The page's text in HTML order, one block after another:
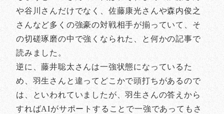
や谷川さんだけでなく、佐藤康光さんや森内俊之
さんなど多くの強豪の対戦相手が揃っていて、そ
の切磋琢磨の中で強くなられた、と何かの記事で
読みました。
逆に、藤井聡太さんは一強状態になっているた
め、羽生さんと違ってどこかで頭打ちがあるので
は、といわれていましたが、羽生さんの答えから
すればAIがサポートすることで一強であってもさ